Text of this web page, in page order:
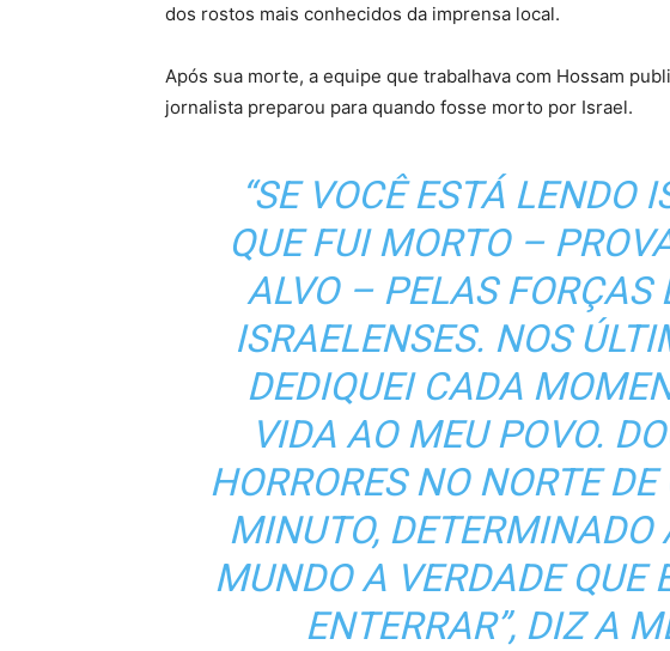
dos rostos mais conhecidos da imprensa local.
Após sua morte, a equipe que trabalhava com Hossam
jornalista preparou para quando fosse morto por Israel.
“SE VOCÊ ESTÁ LENDO
QUE FUI MORTO –
ALVO – PELAS FORÇAS
ISRAELENSES. NOS
DEDIQUEI CADA
VIDA AO MEU POVO.
HORRORES NO NORTE
MINUTO, DETERMINADO
MUNDO A VERDADE QUE
ENTERRAR”, DIZ A